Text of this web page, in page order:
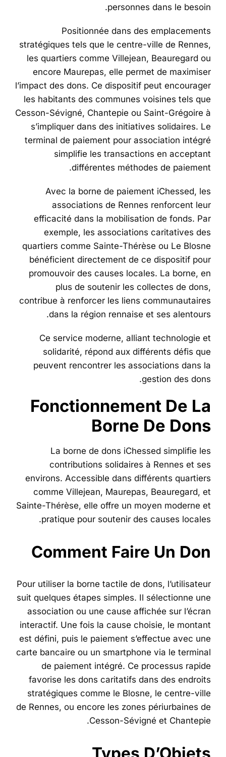
personnes dans le besoin.
Positionnée dans des emplacements
stratégiques tels que le centre-ville de Rennes,
les quartiers comme Villejean, Beauregard ou
encore Maurepas, elle permet de maximiser
l’impact des dons. Ce dispositif peut encourager
les habitants des communes voisines tels que
Cesson-Sévigné, Chantepie ou Saint-Grégoire à
s’impliquer dans des initiatives solidaires. Le
terminal de paiement pour association intégré
simplifie les transactions en acceptant
différentes méthodes de paiement.
Avec la borne de paiement iChessed, les
associations de Rennes renforcent leur
efficacité dans la mobilisation de fonds. Par
exemple, les associations caritatives des
quartiers comme Sainte-Thérèse ou Le Blosne
bénéficient directement de ce dispositif pour
promouvoir des causes locales. La borne, en
plus de soutenir les collectes de dons,
contribue à renforcer les liens communautaires
dans la région rennaise et ses alentours.
Ce service moderne, alliant technologie et
solidarité, répond aux différents défis que
peuvent rencontrer les associations dans la
gestion des dons.
Fonctionnement De La
Borne De Dons
La borne de dons iChessed simplifie les
contributions solidaires à Rennes et ses
environs. Accessible dans différents quartiers
comme Villejean, Maurepas, Beauregard, et
Sainte-Thérèse, elle offre un moyen moderne et
pratique pour soutenir des causes locales.
Comment Faire Un Don
Pour utiliser la borne tactile de dons, l’utilisateur
suit quelques étapes simples. Il sélectionne une
association ou une cause affichée sur l’écran
interactif. Une fois la cause choisie, le montant
est défini, puis le paiement s’effectue avec une
carte bancaire ou un smartphone via le terminal
de paiement intégré. Ce processus rapide
favorise les dons caritatifs dans des endroits
stratégiques comme le Blosne, le centre-ville
de Rennes, ou encore les zones périurbaines de
Cesson-Sévigné et Chantepie.